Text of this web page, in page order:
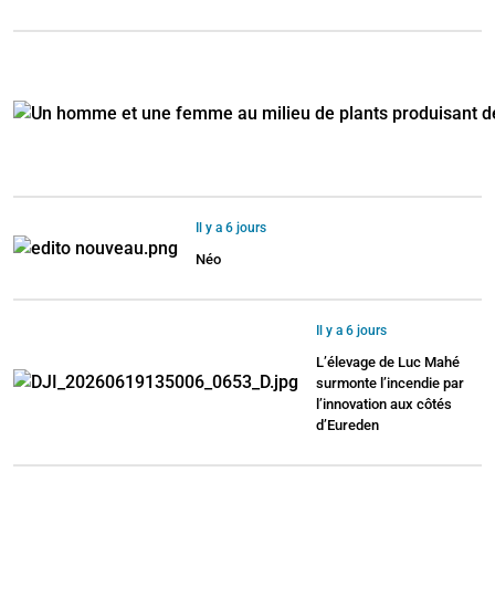
Il y a 6 jours
Néo
Il y a 6 jours
L’élevage de Luc Mahé
surmonte l’incendie par
l’innovation aux côtés
d’Eureden